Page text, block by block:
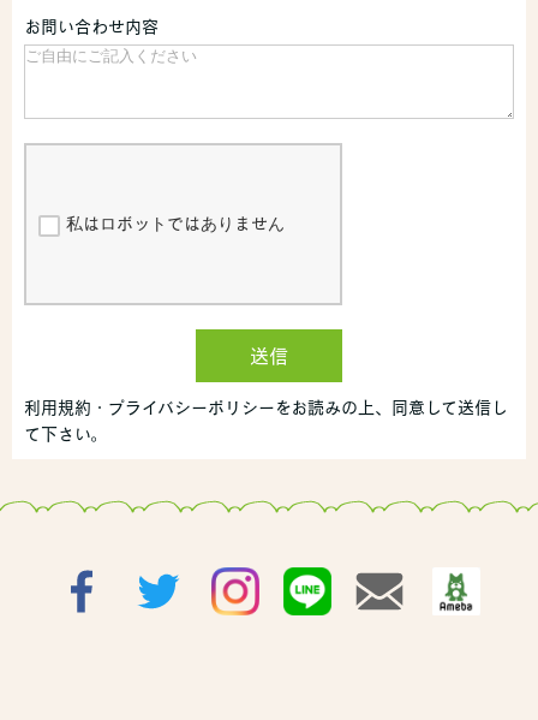
お問い合わせ内容
私はロボットではありません
送信
利用規約・プライバシーポリシーをお読みの上、同意して送信し
て下さい。